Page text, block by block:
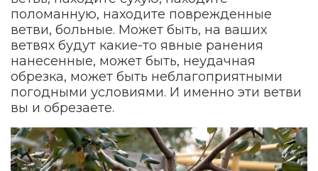
поломанную, находите поврежденные
ветви, больные. Может быть, на ваших
ветвях будут какие-то явные ранения
нанесенные, может быть, неудачная
обрезка, может быть неблагоприятными
погодными условиями. И именно эти ветви
вы и обрезаете.